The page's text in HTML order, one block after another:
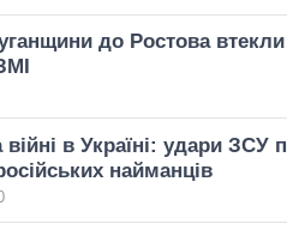
до Ростова втекли
війні в Україні: удари ЗСУ
найманців